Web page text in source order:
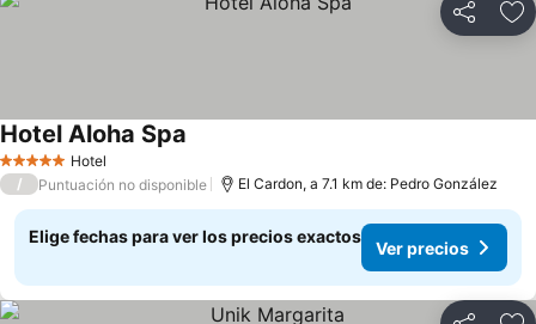
Compartir
5 Estrellas Hotel
Hotel Aloha Spa
/ Puntuación no disponible El Cardon, a 7.1 km de: Pedro González
Elige fechas para ver los precios exactos
Ver precios